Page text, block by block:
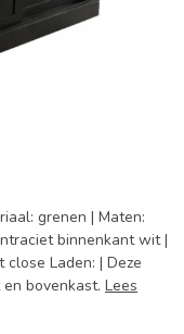
grenen | Maten:
binnenkant wit |
Laden: | Deze
bovenkast. Lees